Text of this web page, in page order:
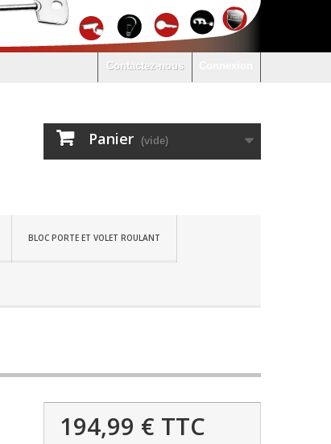
Contactez-nous
Panier (vide)
BLOC PORTE ET VOLET ROULANT
194,99 € TTC